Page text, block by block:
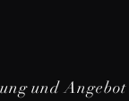
und Angebot